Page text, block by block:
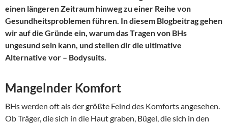
einen längeren Zeitraum hinweg zu einer Reihe von
Gesundheitsproblemen führen. In diesem Blogbeitrag gehen
wir auf die Gründe ein, warum das Tragen von BHs
ungesund sein kann, und stellen dir die ultimative
Alternative vor – Bodysuits.
Mangelnder Komfort
BHs werden oft als der größte Feind des Komforts angesehen.
Ob Träger, die sich in die Haut graben, Bügel, die sich in den